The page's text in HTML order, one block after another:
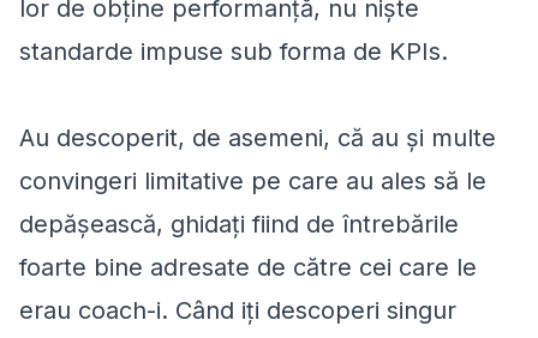
lor de obține performanță, nu niște
standarde impuse sub forma de KPIs.
Au descoperit, de asemeni, că au și multe
convingeri limitative pe care au ales să le
depășească, ghidați fiind de întrebările
foarte bine adresate de către cei care le
erau coach-i. Când iți descoperi singur